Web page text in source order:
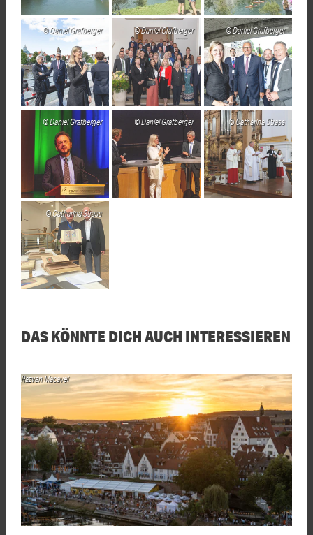
Daniel Grafberger Daniel Grafberger Daniel Grafberger
Daniel Grafberger Daniel Grafberger Catharina Strass
Catharina Strass
DAS KÖNNTE DICH AUCH INTERESSIEREN
Razvan Macavei